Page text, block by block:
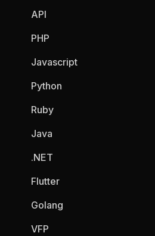
API
PHP
Javascript
Python
Ruby
Java
.NET
Flutter
Golang
VFP